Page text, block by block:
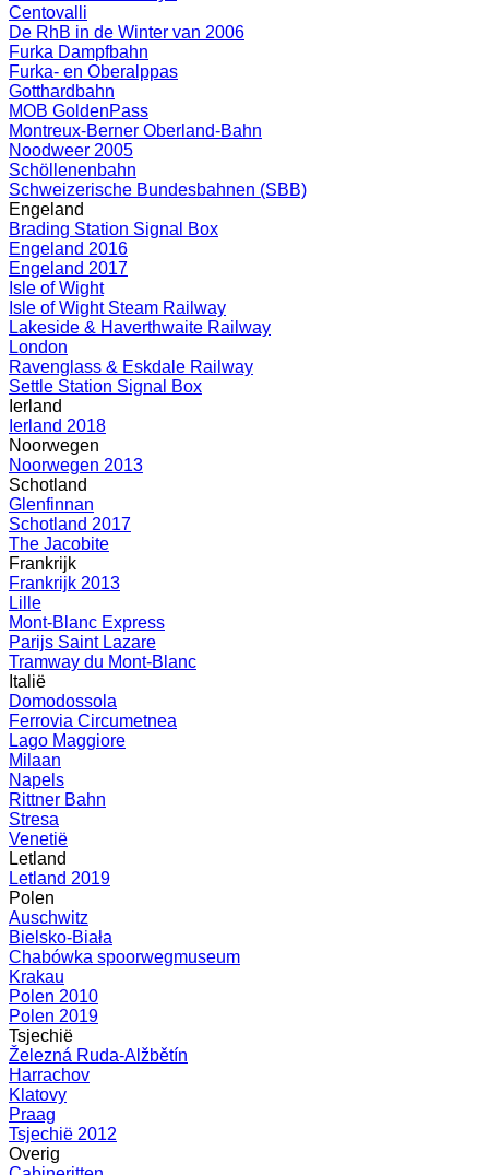
Centovalli
De RhB in de Winter van 2006
Furka Dampfbahn
Furka- en Oberalppas
Gotthardbahn
MOB GoldenPass
Montreux-Berner Oberland-Bahn
Noodweer 2005
Schöllenenbahn
Schweizerische Bundesbahnen (SBB)
Engeland
Brading Station Signal Box
Engeland 2016
Engeland 2017
Isle of Wight
Isle of Wight Steam Railway
Lakeside & Haverthwaite Railway
London
Ravenglass & Eskdale Railway
Settle Station Signal Box
Ierland
Ierland 2018
Noorwegen
Noorwegen 2013
Schotland
Glenfinnan
Schotland 2017
The Jacobite
Frankrijk
Frankrijk 2013
Lille
Mont-Blanc Express
Parijs Saint Lazare
Tramway du Mont-Blanc
Italië
Domodossola
Ferrovia Circumetnea
Lago Maggiore
Milaan
Napels
Rittner Bahn
Stresa
Venetië
Letland
Letland 2019
Polen
Auschwitz
Bielsko-Biała
Chabówka spoorwegmuseum
Krakau
Polen 2010
Polen 2019
Tsjechië
Železná Ruda-Alžbětín
Harrachov
Klatovy
Praag
Tsjechië 2012
Overig